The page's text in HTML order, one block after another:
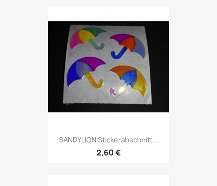
SANDYLION Stickerabschnitt...
2,60 €